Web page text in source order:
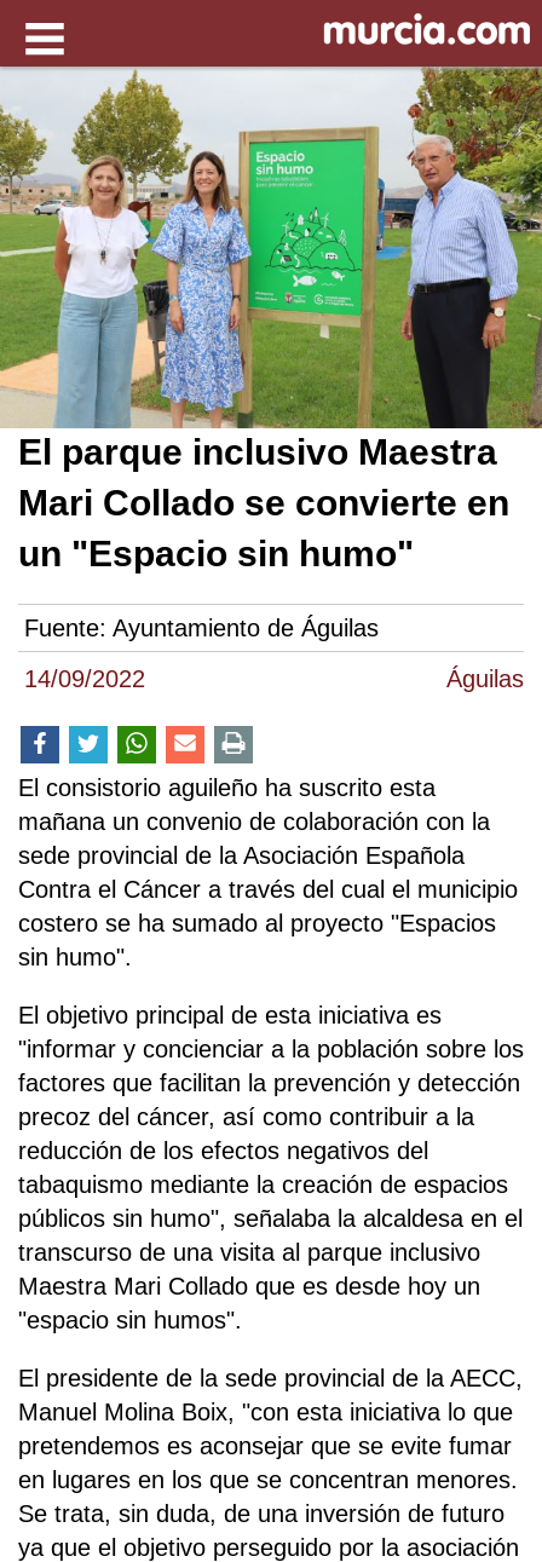
14/09/2022 Águilas
El parque inclusivo Maestra
Mari Collado se convierte en
un "Espacio sin humo"
Fuente: Ayuntamiento de Águilas
El consistorio aguileño ha suscrito esta
mañana un convenio de colaboración con la
sede provincial de la Asociación Española
Contra el Cáncer a través del cual el municipio
costero se ha sumado al proyecto "Espacios
sin humo".
El objetivo principal de esta iniciativa es
"informar y concienciar a la población sobre los
factores que facilitan la prevención y detección
precoz del cáncer, así como contribuir a la
reducción de los efectos negativos del
tabaquismo mediante la creación de espacios
públicos sin humo", señalaba la alcaldesa en el
transcurso de una visita al parque inclusivo
Maestra Mari Collado que es desde hoy un
"espacio sin humos".
El presidente de la sede provincial de la AECC,
Manuel Molina Boix, "con esta iniciativa lo que
pretendemos es aconsejar que se evite fumar
en lugares en los que se concentran menores.
Se trata, sin duda, de una inversión de futuro
ya que el objetivo perseguido por la asociación